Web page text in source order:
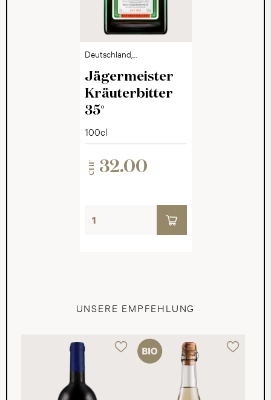
Deutschland,
Niedersachsen
Jägermeister
Kräuterbitter
35°
100cl
CHF 32.00
UNSERE EMPFEHLUNG